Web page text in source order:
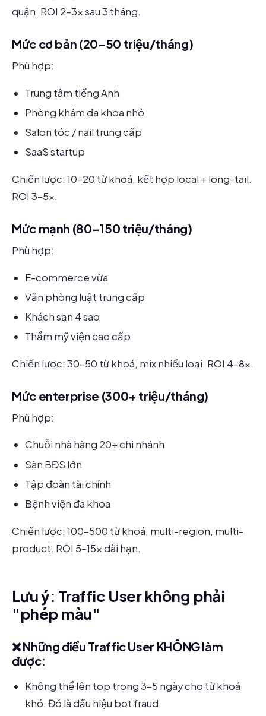
quận. ROI 2-3x sau 3 tháng.
Mức cơ bản (20-50 triệu/tháng)
Phù hợp:
Trung tâm tiếng Anh
Phòng khám đa khoa nhỏ
Salon tóc / nail trung cấp
SaaS startup
Chiến lược: 10-20 từ khoá, kết hợp local + long-tail.
ROI 3-5x.
Mức mạnh (80-150 triệu/tháng)
Phù hợp:
E-commerce vừa
Văn phòng luật trung cấp
Khách sạn 4 sao
Thẩm mỹ viện cao cấp
Chiến lược: 30-50 từ khoá, mix nhiều loại. ROI 4-8x.
Mức enterprise (300+ triệu/tháng)
Phù hợp:
Chuỗi nhà hàng 20+ chi nhánh
Sàn BĐS lớn
Tập đoàn tài chính
Bệnh viện đa khoa
Chiến lược: 100-500 từ khoá, multi-region, multi-
product. ROI 5-15x dài hạn.
Lưu ý: Traffic User không phải
"phép màu"
❌ Những điều Traffic User KHÔNG làm
được:
Không thể lên top trong 3-5 ngày cho từ khoá
khó. Đó là dấu hiệu bot fraud.